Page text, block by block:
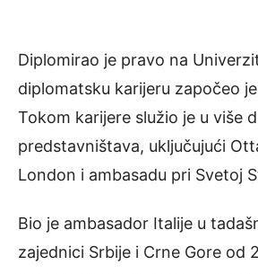
Diplomirao je pravo na
diplomatsku karijeru započeo
Tokom karijere služio je u više
predstavništava, uključujući
London i ambasadu pri Svetoj
Bio je ambasador Italije u
zajednici Srbije i Crne Gore od